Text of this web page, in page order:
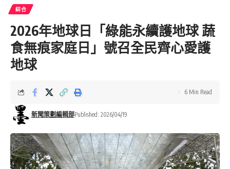
綜合
2026年地球日「綠能永續護地球 蔬
食無痕家庭日」號召全民齊心愛護
地球
新聞策劃編輯部Published: 2026/04/19
6 Min Read